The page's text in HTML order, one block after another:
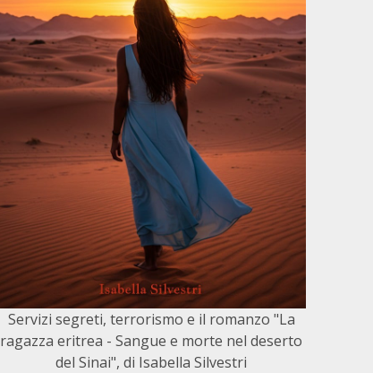
Servizi segreti, terrorismo e il romanzo "La
ragazza eritrea - Sangue e morte nel deserto
del Sinai", di Isabella Silvestri